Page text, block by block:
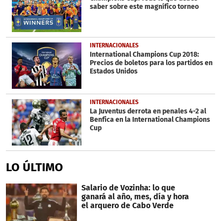
37
seconds
saber sobre este magnífico torneo
INTERNACIONALES
International Champions Cup 2018:
Precios de boletos para los partidos en
Estados Unidos
INTERNACIONALES
La Juventus derrota en penales 4-2 al
Benfica en la International Champions
Cup
LO ÚLTIMO
Salario de Vozinha: lo que
ganará al año, mes, día y hora
el arquero de Cabo Verde